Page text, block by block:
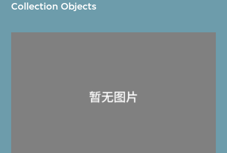
Collection Objects